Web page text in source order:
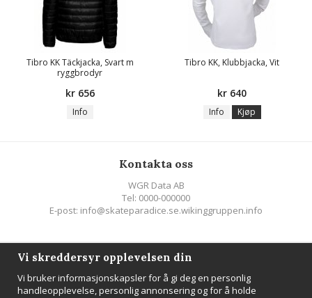
Tibro KK Täckjacka, Svart m
ryggbrodyr
kr 656
Info
Tibro KK, Klubbjacka, Vit
kr 640
Info Kjøp
Kontakta oss
WGR Data AB
Tel: 0000-000000
E-post: info@skateparadice.se.wikinggruppen.info
Vi skreddersyr opplevelsen din
Vi bruker informasjonskapsler for å gi deg en personlig
handleopplevelse, personlig annonsering og for å holde